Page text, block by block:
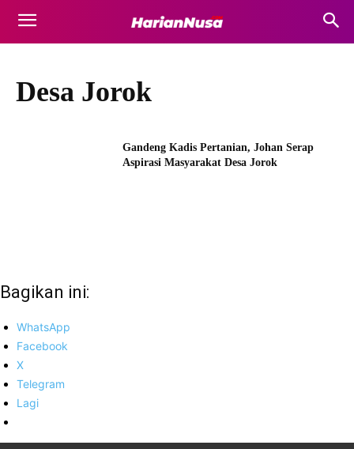
Desa Jorok
Gandeng Kadis Pertanian, Johan Serap
Aspirasi Masyarakat Desa Jorok
Bagikan ini:
WhatsApp
Facebook
X
Telegram
Lagi